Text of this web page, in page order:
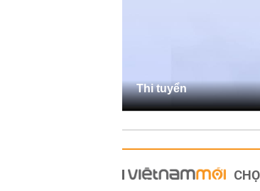
Thi tuyển